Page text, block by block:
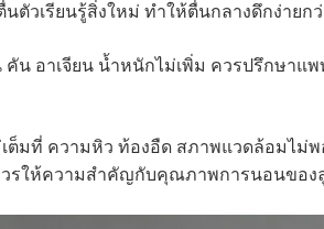
ตัวเรียนรู้สิ่งใหม่ ทำให้ตื่นกลางดึกง่ายก
อาเจียน น้ำหนักไม่เพิ่ม ควรปรึกษาแพ
มที่ ความหิว ท้องอืด สภาพแวดล้อมไม่
ให้ความสำคัญกับคุณภาพการนอนของ